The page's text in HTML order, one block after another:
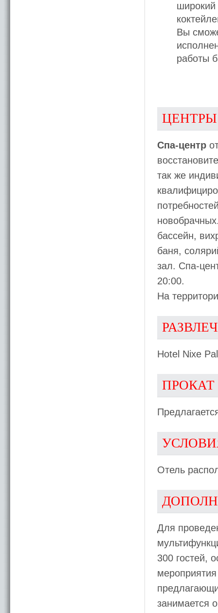
широкий
Вы
работы
Спа-центр
так же
бассейн,
баня,
зал. Спа-
20:00.
На
Hotel Nixe
ПРОКАТ
Отель
Для
300 гостей,
занимается